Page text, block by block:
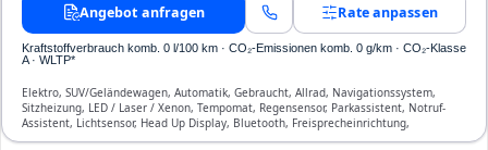
Angebot anfragen Rate anpassen
Kraftstoffverbrauch komb. 0 l/100 km · CO₂-Emissionen komb. 0 g/km · CO₂-Klasse
A · WLTP*
Elektro, SUV/Geländewagen, Automatik, Gebraucht, Allrad, Navigationssystem,
Sitzheizung, LED / Laser / Xenon, Tempomat, Regensensor, Parkassistent, Notruf-
Assistent, Lichtsensor, Head Up Display, Bluetooth, Freisprecheinrichtung,
Verkehrszeichen-Erkennung, ESP, ABS, Klimaautomatik, Front-, Seiten- und weitere